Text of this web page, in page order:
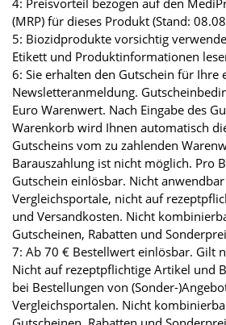
(MRP) für dieses Produkt (Stand:
5: Biozidprodukte vorsichtig
Etikett und Produktinformationen
6: Sie erhalten den Gutschein für Ihre
Newsletteranmeldung.
Euro Warenwert. Nach Eingabe des
Warenkorb wird Ihnen automatisch
Gutscheins vom zu zahlenden
Barauszahlung ist nicht möglich. Pro
Gutschein einlösbar. Nicht
Vergleichsportale, nicht auf
und Versandkosten. Nicht
Gutscheinen, Rabatten und
7: Ab 70 € Bestellwert einlösbar. Gilt
Nicht auf rezeptpflichtige Artikel und
bei Bestellungen von (Sonder-
Vergleichsportalen. Nicht